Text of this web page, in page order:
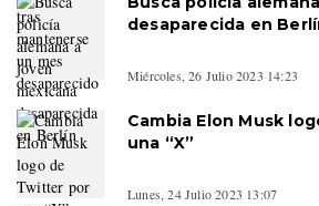
desaparecida en
Miércoles, 26 Julio 2023 14:23
Cambia Elon Musk
una “X”
Lunes, 24 Julio 2023 13:07